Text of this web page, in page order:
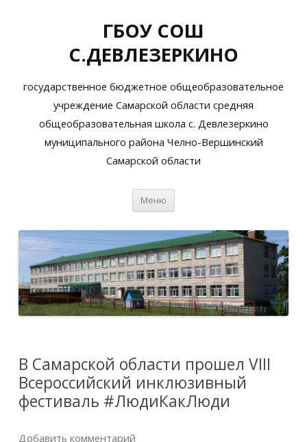
ГБОУ СОШ
С.ДЕВЛЕЗЕРКИНО
государственное бюджетное общеобразовательное
учреждение Самарской области средняя
общеобразовательная школа с. Девлезеркино
муниципального района Челно-Вершинский
Самарской области
Меню
В Самарской области прошел VIII
Всероссийский инклюзивный
фестиваль #ЛюдиКакЛюди
Добавить комментарий